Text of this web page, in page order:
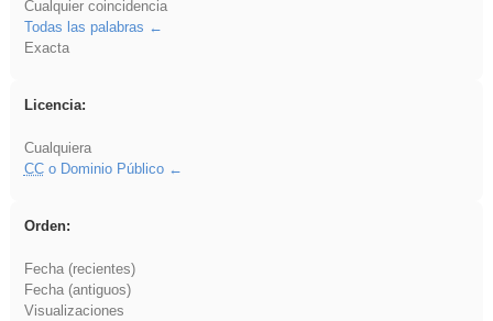
Cualquier coincidencia
Todas las palabras
Exacta
Licencia:
Cualquiera
CCo Dominio Público
Orden:
Fecha (recientes)
Fecha (antiguos)
Visualizaciones